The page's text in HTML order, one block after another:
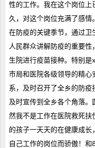
性的工作。我在这个岗位上
久，对这个岗位充满了感
在防疫的关键季节，通过
人民群众讲解防疫的重要
生院进行疫苗接种。特别
市局和医院各级领导的精
系，及时召开了全乡的防
及时宣传到全乡各个角落
然我不是工作在医院救死
的孩子一天天的在健康成
自己工作的岗位而骄傲！和